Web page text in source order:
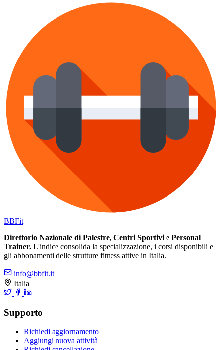
BBFit
Direttorio Nazionale di Palestre, Centri Sportivi e Personal
Trainer. L'indice consolida la specializzazione, i corsi disponibili e
gli abbonamenti delle strutture fitness attive in Italia.
info@bbfit.it
Italia
Supporto
Richiedi aggiornamento
Aggiungi nuova attività